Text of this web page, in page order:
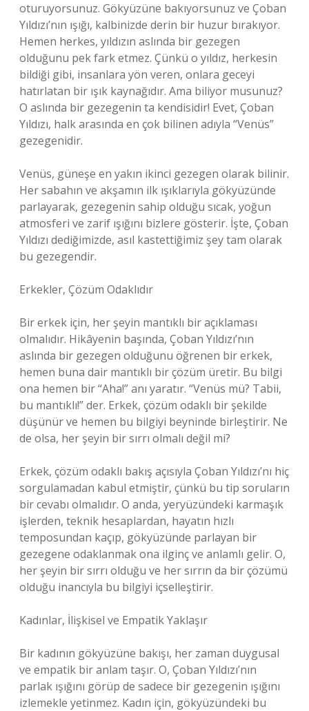
oturuyorsunuz. Gökyüzüne bakıyorsunuz ve Çoban
Yıldızı’nın ışığı, kalbinizde derin bir huzur bırakıyor.
Hemen herkes, yıldızın aslında bir gezegen
olduğunu pek fark etmez. Çünkü o yıldız, herkesin
bildiği gibi, insanlara yön veren, onlara geceyi
hatırlatan bir ışık kaynağıdır. Ama biliyor musunuz?
O aslında bir gezegenin ta kendisidir! Evet, Çoban
Yıldızı, halk arasında en çok bilinen adıyla “Venüs”
gezegenidir.
Venüs, güneşe en yakın ikinci gezegen olarak bilinir.
Her sabahın ve akşamın ilk ışıklarıyla gökyüzünde
parlayarak, gezegenin sahip olduğu sıcak, yoğun
atmosferi ve zarif ışığını bizlere gösterir. İşte, Çoban
Yıldızı dediğimizde, asıl kastettiğimiz şey tam olarak
bu gezegendir.
Erkekler, Çözüm Odaklıdır
Bir erkek için, her şeyin mantıklı bir açıklaması
olmalıdır. Hikâyenin başında, Çoban Yıldızı’nın
aslında bir gezegen olduğunu öğrenen bir erkek,
hemen buna dair mantıklı bir çözüm üretir. Bu bilgi
ona hemen bir “Aha!” anı yaratır. “Venüs mü? Tabii,
bu mantıklı!” der. Erkek, çözüm odaklı bir şekilde
düşünür ve hemen bu bilgiyi beyninde birleştirir. Ne
de olsa, her şeyin bir sırrı olmalı değil mi?
Erkek, çözüm odaklı bakış açısıyla Çoban Yıldızı’nı hiç
sorgulamadan kabul etmiştir, çünkü bu tip soruların
bir cevabı olmalıdır. O anda, yeryüzündeki karmaşık
işlerden, teknik hesaplardan, hayatın hızlı
temposundan kaçıp, gökyüzünde parlayan bir
gezegene odaklanmak ona ilginç ve anlamlı gelir. O,
her şeyin bir sırrı olduğu ve her sırrın da bir çözümü
olduğu inancıyla bu bilgiyi içselleştirir.
Kadınlar, İlişkisel ve Empatik Yaklaşır
Bir kadının gökyüzüne bakışı, her zaman duygusal
ve empatik bir anlam taşır. O, Çoban Yıldızı’nın
parlak ışığını görüp de sadece bir gezegenin ışığını
izlemekle yetinmez. Kadın için, gökyüzündeki bu